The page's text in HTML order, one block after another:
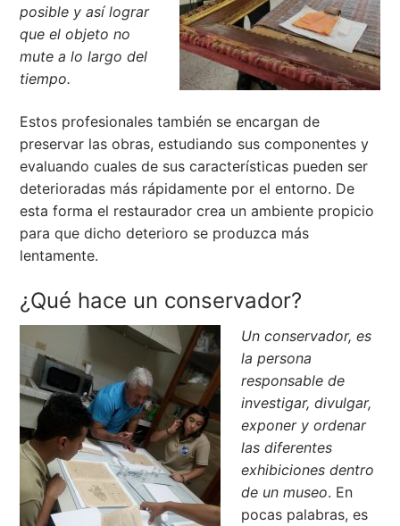
posible y así lograr
que el objeto no
mute a lo largo del
tiempo.
Estos profesionales también se encargan de
preservar las obras, estudiando sus componentes y
evaluando cuales de sus características pueden ser
deterioradas más rápidamente por el entorno. De
esta forma el restaurador crea un ambiente propicio
para que dicho deterioro se produzca más
lentamente.
¿Qué hace un conservador?
Un conservador, es
la persona
responsable de
investigar, divulgar,
exponer y ordenar
las diferentes
exhibiciones dentro
de un museo. En
pocas palabras, es